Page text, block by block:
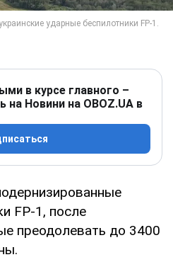
в курсе главного –
на Новини на OBOZ.UA в
FP-1, после
преодолевать до 3400